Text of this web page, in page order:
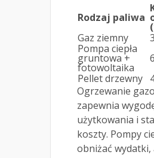
Rodzaj paliwa
Gaz ziemny
Pompa ciepła
gruntowa +
fotowoltaika
Pellet drzewny
Ogrzewanie
zapewnia
użytkowania i
koszty. Pompy
obniżać wydatki,